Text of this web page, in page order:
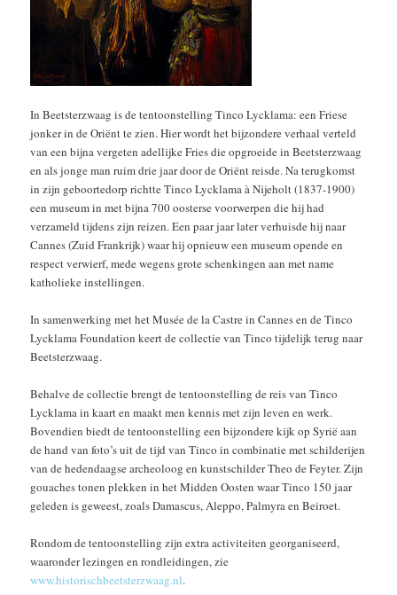
In Beetsterzwaag is de tentoonstelling Tinco Lycklama: een Friese
jonker in de Oriënt te zien. Hier wordt het bijzondere verhaal verteld
van een bijna vergeten adellijke Fries die opgroeide in Beetsterzwaag
en als jonge man ruim drie jaar door de Oriënt reisde. Na terugkomst
in zijn geboortedorp richtte Tinco Lycklama à Nijeholt (1837-1900)
een museum in met bijna 700 oosterse voorwerpen die hij had
verzameld tijdens zijn reizen. Een paar jaar later verhuisde hij naar
Cannes (Zuid Frankrijk) waar hij opnieuw een museum opende en
respect verwierf, mede wegens grote schenkingen aan met name
katholieke instellingen.
In samenwerking met het Musée de la Castre in Cannes en de Tinco
Lycklama Foundation keert de collectie van Tinco tijdelijk terug naar
Beetsterzwaag.
Behalve de collectie brengt de tentoonstelling de reis van Tinco
Lycklama in kaart en maakt men kennis met zijn leven en werk.
Bovendien biedt de tentoonstelling een bijzondere kijk op Syrië aan
de hand van foto’s uit de tijd van Tinco in combinatie met schilderijen
van de hedendaagse archeoloog en kunstschilder Theo de Feyter. Zijn
gouaches tonen plekken in het Midden Oosten waar Tinco 150 jaar
geleden is geweest, zoals Damascus, Aleppo, Palmyra en Beiroet.
Rondom de tentoonstelling zijn extra activiteiten georganiseerd,
waaronder lezingen en rondleidingen, zie
www.historischbeetsterzwaag.nl.